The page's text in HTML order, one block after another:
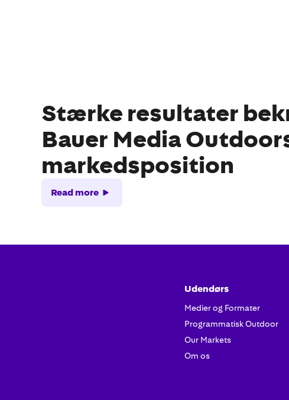
Stærke resultater
Bauer Media
markedsposition
Read more
Udendørs
Medier og Formater
Programmatisk Outdoor
Our Markets
Om os